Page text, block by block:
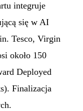
integruje
się w AI
Tesco, Virgin
około 150
Deployed
Finalizacja